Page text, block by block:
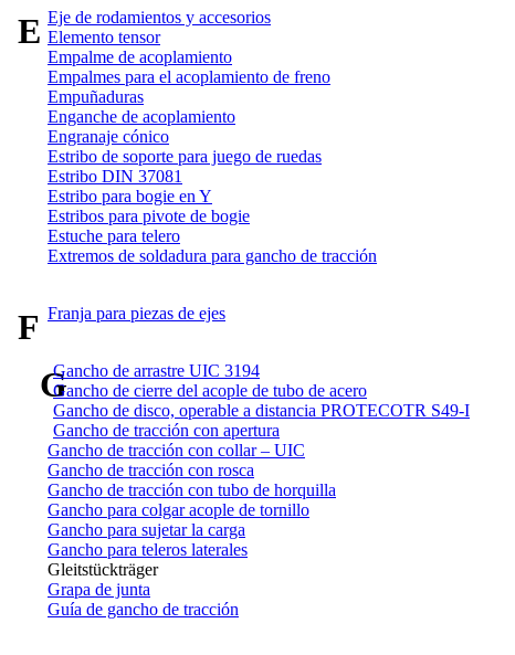
EEje de rodamientos y accesorios
Elemento tensor
Empalme de acoplamiento
Empalmes para el acoplamiento de freno
Empuñaduras
Enganche de acoplamiento
Engranaje cónico
Estribo de soporte para juego de ruedas
Estribo DIN 37081
Estribo para bogie en Y
Estribos para pivote de bogie
Estuche para telero
Extremos de soldadura para gancho de tracción
FFranja para piezas de ejes
G
Gancho de arrastre UIC 3194
Gancho de cierre del acople de tubo de acero
Gancho de disco, operable a distancia PROTECOTR S49-I
Gancho de tracción con apertura
Gancho de tracción con collar – UIC
Gancho de tracción con rosca
Gancho de tracción con tubo de horquilla
Gancho para colgar acople de tornillo
Gancho para sujetar la carga
Gancho para teleros laterales
Gleitstückträger
Grapa de junta
Guía de gancho de tracción